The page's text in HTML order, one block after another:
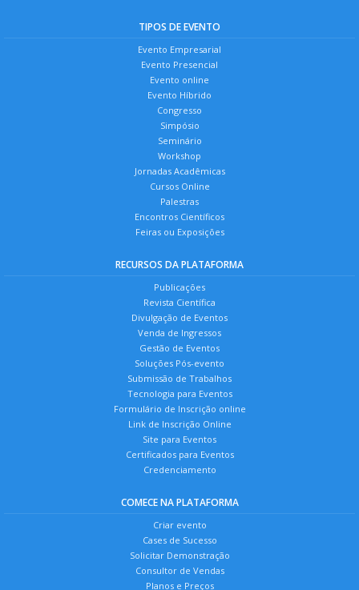
TIPOS DE EVENTO
Evento Empresarial
Evento Presencial
Evento online
Evento Híbrido
Congresso
Simpósio
Seminário
Workshop
Jornadas Acadêmicas
Cursos Online
Palestras
Encontros Científicos
Feiras ou Exposições
RECURSOS DA PLATAFORMA
Publicações
Revista Científica
Divulgação de Eventos
Venda de Ingressos
Gestão de Eventos
Soluções Pós-evento
Submissão de Trabalhos
Tecnologia para Eventos
Formulário de Inscrição online
Link de Inscrição Online
Site para Eventos
Certificados para Eventos
Credenciamento
COMECE NA PLATAFORMA
Criar evento
Cases de Sucesso
Solicitar Demonstração
Consultor de Vendas
Planos e Preços